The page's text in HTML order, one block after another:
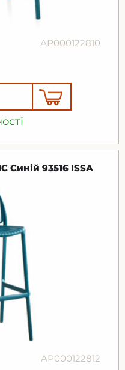
АР000122810
Синій 93516 ISSA
АР000122812